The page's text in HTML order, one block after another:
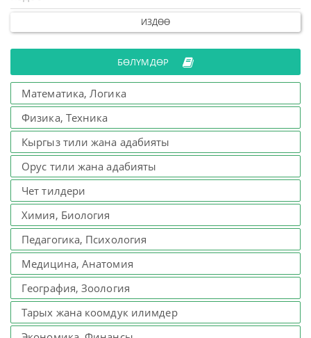
ИЗДӨӨ
БӨЛҮМДӨР
Математика, Логика
Физика, Техника
Кыргыз тили жана адабияты
Орус тили жана адабияты
Чет тилдери
Химия, Биология
Педагогика, Психология
Медицина, Анатомия
География, Зоология
Тарых жана коомдук илимдер